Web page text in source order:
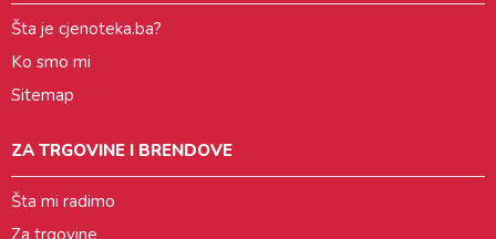
Šta je cjenoteka.ba?
Ko smo mi
Sitemap
ZA TRGOVINE I BRENDOVE
Šta mi radimo